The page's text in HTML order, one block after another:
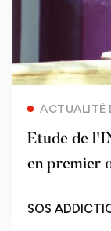
ACTUALITÉ
Etude de
en premier
SOS